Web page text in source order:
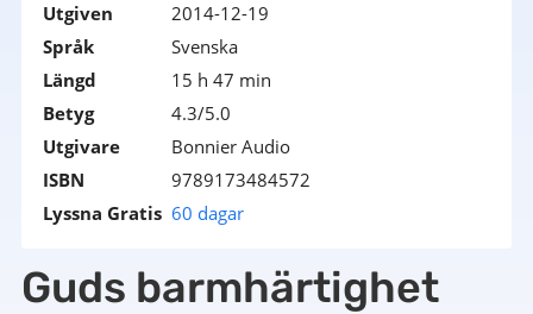
Utgiven
2014-12-19
Språk
Svenska
Längd
15 h 47 min
Betyg
4.3/5.0
Utgivare
Bonnier Audio
ISBN
9789173484572
Lyssna Gratis 60 dagar
Guds barmhärtighet